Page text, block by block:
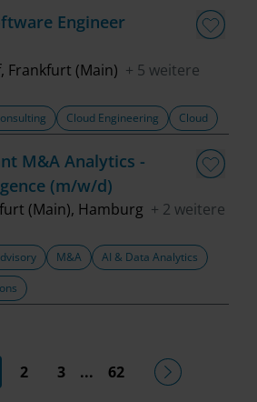
Engineer
Frankfurt (Main) + 5 weitere
Cloud Engineering Cloud
M&A Analytics -
(m/w/d)
(Main), Hamburg + 2 weitere
M&A
AI & Data Analytics
(current)
2 3 ... 62